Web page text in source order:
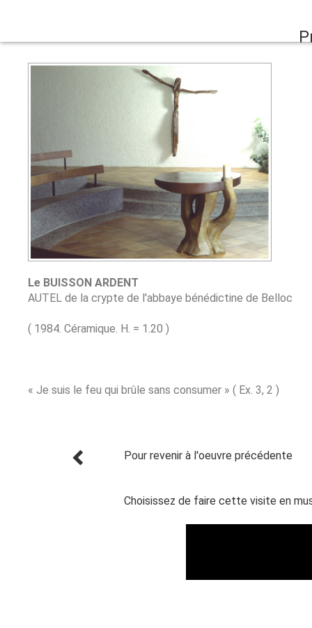
Le BUISSON ARDENT
AUTEL de la crypte de l'abbaye bénédictine de Belloc
( 1984. Céramique. H. = 1.20 )
« Je suis le feu qui brûle sans consumer » ( Ex. 3, 2 )
Pour revenir à l'oeuvre précédente
Choisissez de faire cette visite en